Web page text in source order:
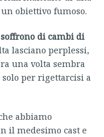
obiettivo fumoso.
di cambi di
lasciano perplessi,
una volta sembra
per rigettarcisi a
abbiamo
il medesimo cast e